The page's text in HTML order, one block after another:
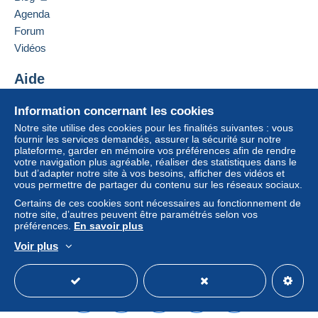
entraîner des conséquences au niveau du compte
Si les conditions de vente du vendeur comportent
considérer comme nulles et non avenues. Les
conditions de paiement du site Delcampe, telles
que définies dans les
conditions d’utilisation
Les achats doivent être payés dans les14 jours
suivant la réception du décompte final de la part du
vendeur.
Droit de rétractation|Frais de retour à charge de
l’acheteur.
Pour connaître les délais de retour et de
remboursement du lot, consultez les
générales d’utilisation
Dear Collectors,
Ajouter ce vendeur à ma liste noire
Information concernant les cookies
Notre site utilise des cookies pour les finalités suivantes : vous
fournir les services demandés, assurer la sécurité sur notre
plateforme, garder en mémoire vos préférences afin de rendre
votre navigation plus agréable, réaliser des statistiques dans le
but d’adapter notre site à vos besoins, afficher des vidéos et
vous permettre de partager du contenu sur les réseaux sociaux.
Certains de ces cookies sont nécessaires au fonctionnement de
notre site, d’autres peuvent être paramétrés selon vos
préférences. En savoir plus
Voir plus
Agenda
Forum
Vidéos
Aide
Acheter sur Delcampe
Vendre sur Delcampe
Un site sécurisé